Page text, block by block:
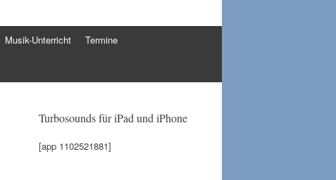
Musik-Unterricht Termine
Turbosounds für iPad und iPhone
[app 1102521881]